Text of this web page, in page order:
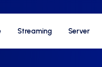
Streaming Server